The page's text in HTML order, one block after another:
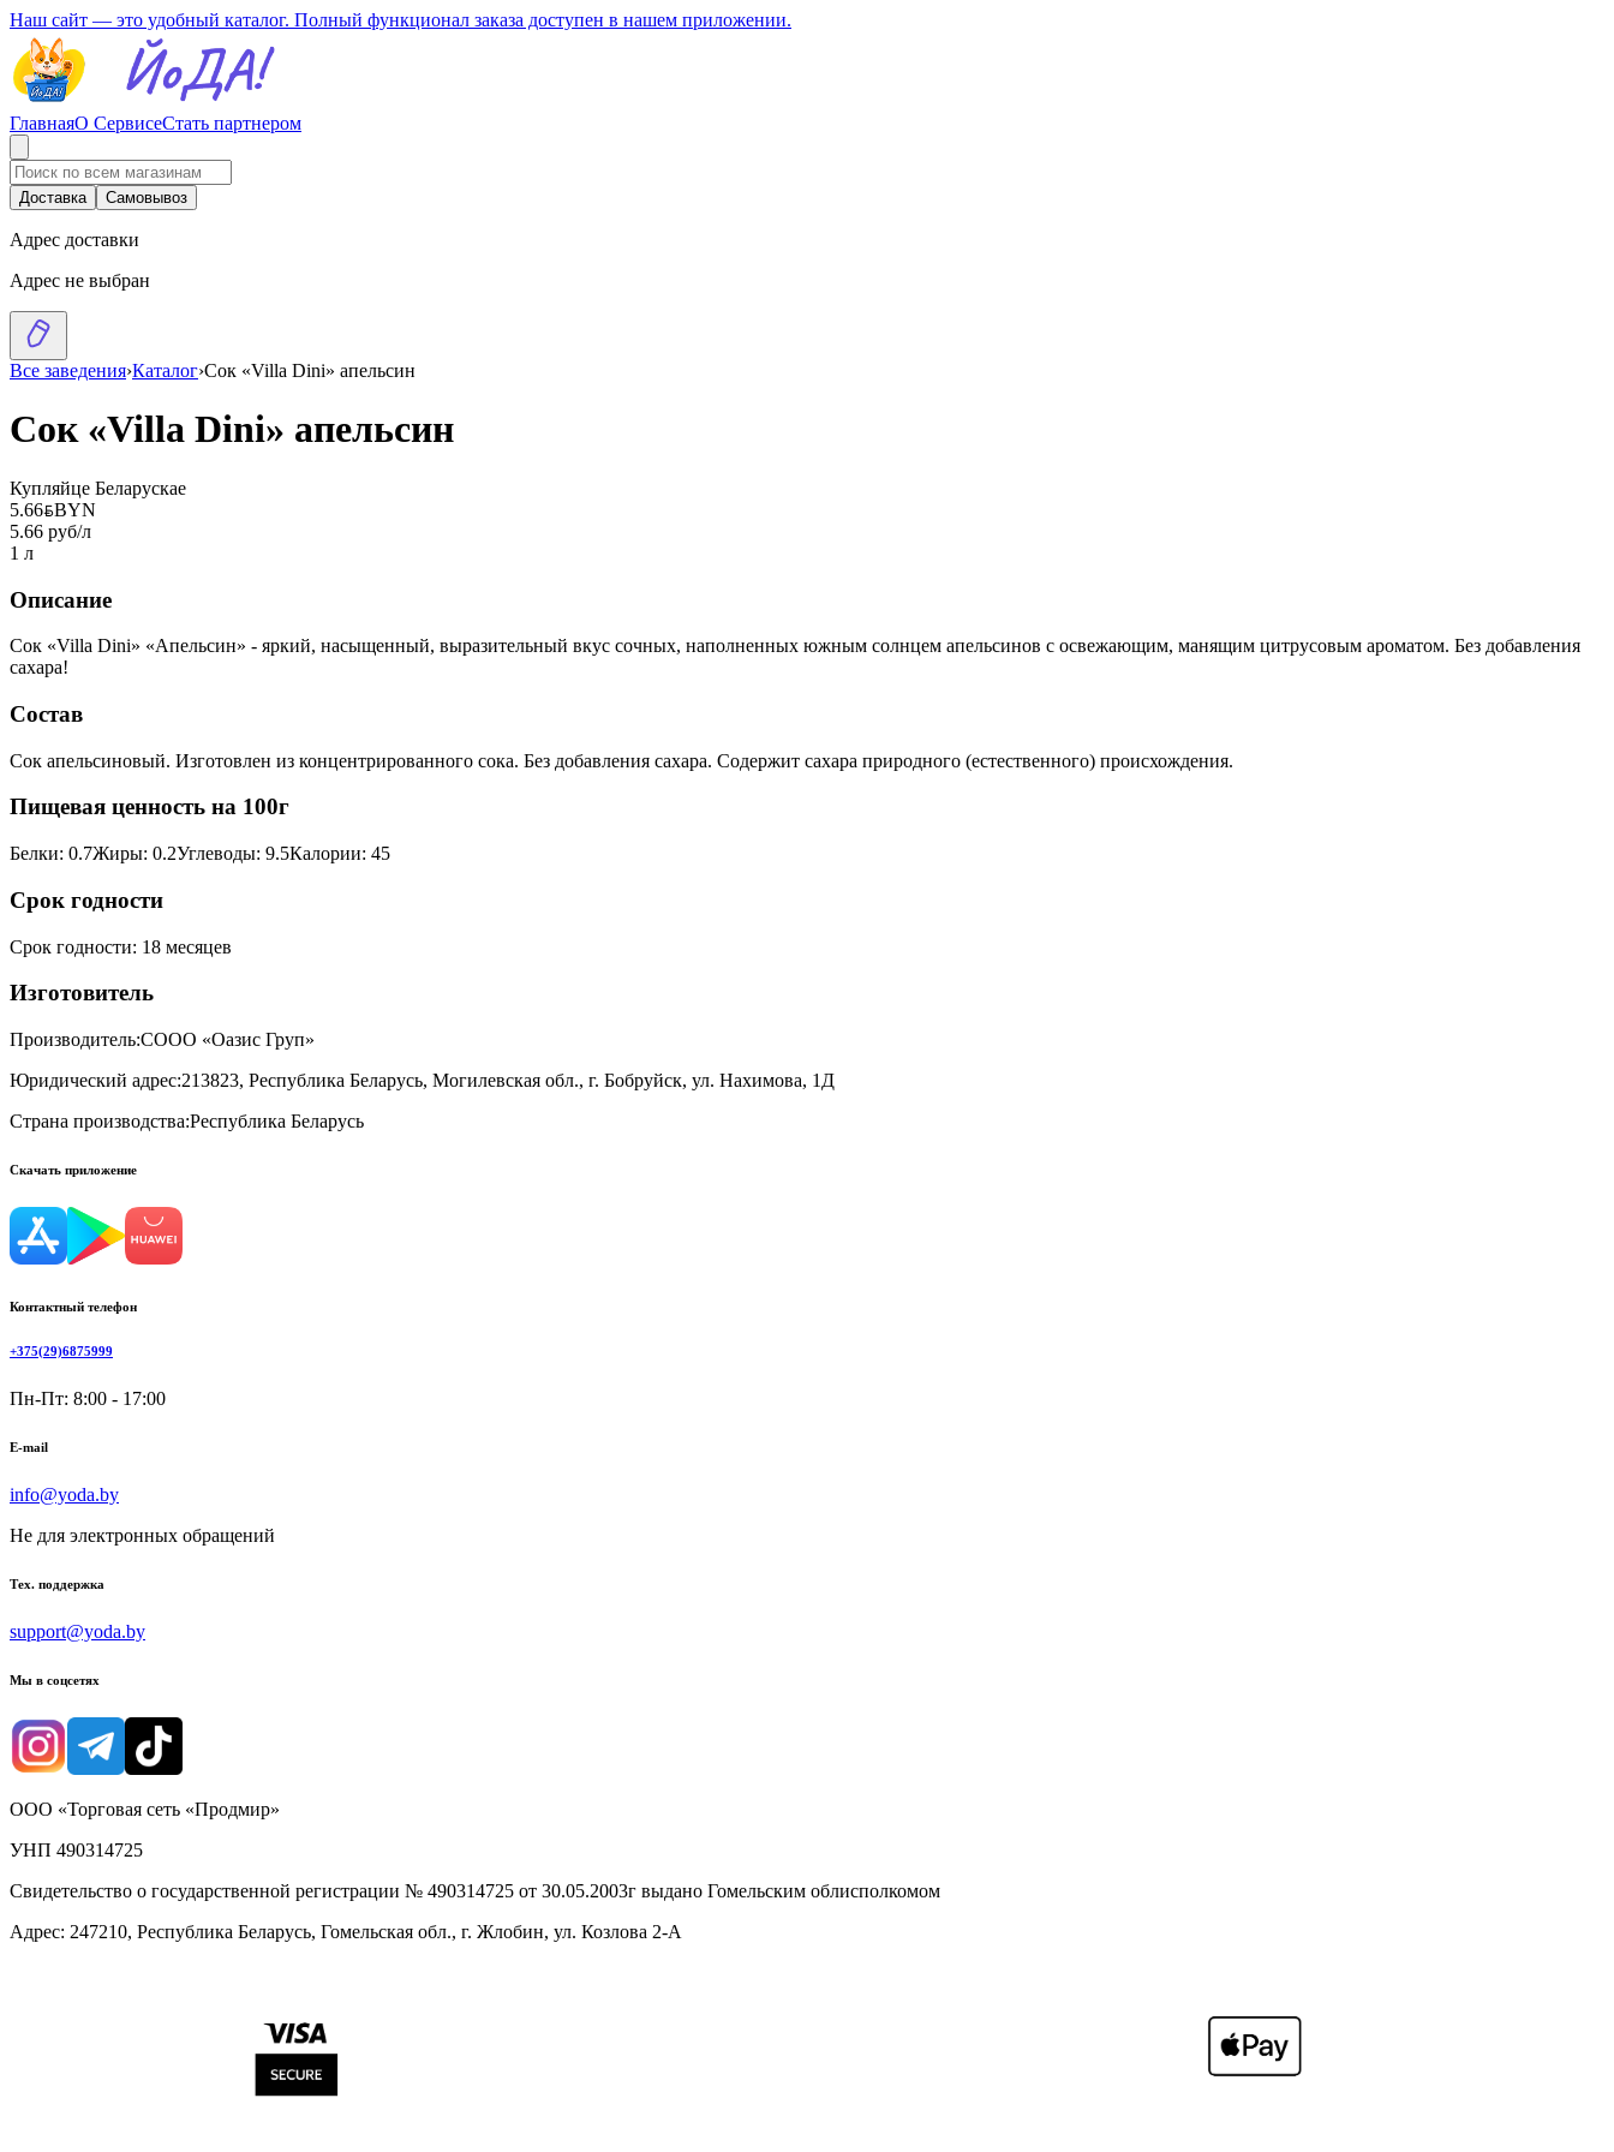
Наш сайт — это удобный каталог. Полный функционал заказа доступен в нашем приложении.
ГлавнаяО СервисеСтать партнером
Доставка Самовывоз
Адрес доставки
Адрес не выбран
Все заведения›Каталог›Сок «Villa Dini» апельсин
Сок «Villa Dini» апельсин
Купляйце Беларускае
5.66BYNBYN
5.66 руб/л
1 л
Описание
Сок «Villa Dini» «Апельсин» - яркий, насыщенный, выразительный вкус сочных, наполненных южным солнцем апельсинов с освежающим, манящим цитрусовым ароматом. Без добавления
сахара!
Состав
Сок апельсиновый. Изготовлен из концентрированного сока. Без добавления сахара. Содержит сахара природного (естественного) происхождения.
Пищевая ценность на 100г
Белки: 0.7Жиры: 0.2Углеводы: 9.5Калории: 45
Срок годности
Срок годности: 18 месяцев
Изготовитель
Производитель:СООО «Оазис Груп»
Юридический адрес:213823, Республика Беларусь, Могилевская обл., г. Бобруйск, ул. Нахимова, 1Д
Страна производства:Республика Беларусь
Скачать приложение
Контактный телефон
+375(29)6875999
Пн-Пт: 8:00 - 17:00
E-mail
info@yoda.by
Не для электронных обращений
Тех. поддержка
support@yoda.by
Мы в соцсетях
ООО «Торговая сеть «Продмир»
УНП 490314725
Свидетельство о государственной регистрации № 490314725 от 30.05.2003г выдано Гомельским облисполкомом
Адрес: 247210, Республика Беларусь, Гомельская обл., г. Жлобин, ул. Козлова 2-А